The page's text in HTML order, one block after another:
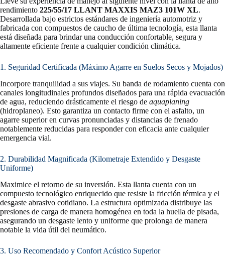
rendimiento 225/55/17 LLANT MAXXIS MAZ3 101W XL.
Desarrollada bajo estrictos estándares de ingeniería automotriz y
fabricada con compuestos de caucho de última tecnología, esta llanta
está diseñada para brindar una conducción confortable, segura y
altamente eficiente frente a cualquier condición climática.
1. Seguridad Certificada (Máximo Agarre en Suelos Secos y Mojados)
Incorpore tranquilidad a sus viajes. Su banda de rodamiento cuenta con
canales longitudinales profundos diseñados para una rápida evacuación
de agua, reduciendo drásticamente el riesgo de aquaplaning
(hidroplaneo). Esto garantiza un contacto firme con el asfalto, un
agarre superior en curvas pronunciadas y distancias de frenado
notablemente reducidas para responder con eficacia ante cualquier
emergencia vial.
2. Durabilidad Magnificada (Kilometraje Extendido y Desgaste
Uniforme)
Maximice el retorno de su inversión. Esta llanta cuenta con un
compuesto tecnológico enriquecido que resiste la fricción térmica y el
desgaste abrasivo cotidiano. La estructura optimizada distribuye las
presiones de carga de manera homogénea en toda la huella de pisada,
asegurando un desgaste lento y uniforme que prolonga de manera
notable la vida útil del neumático.
3. Uso Recomendado y Confort Acústico Superior